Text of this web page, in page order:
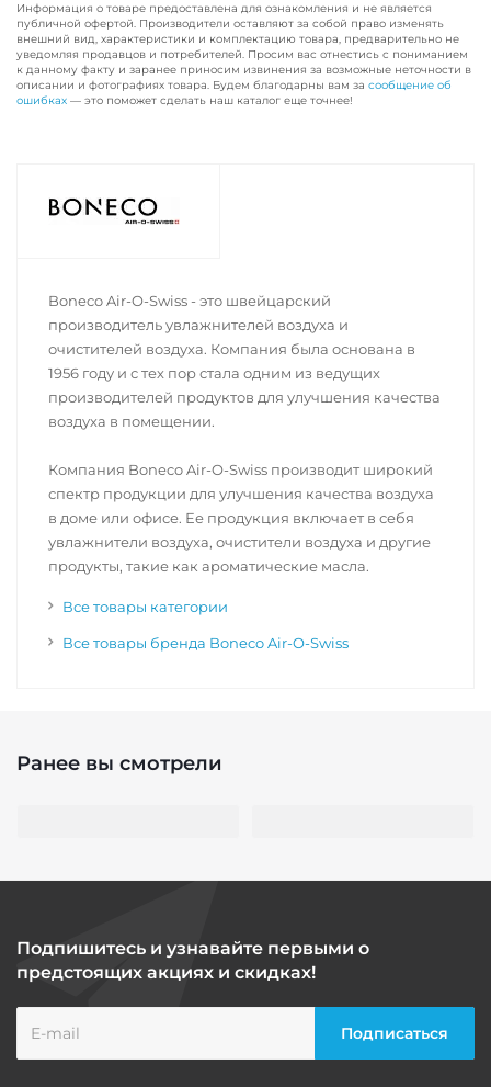
Информация о товаре предоставлена для ознакомления и не является
публичной офертой. Производители оставляют за собой право изменять
внешний вид, характеристики и комплектацию товара, предварительно не
уведомляя продавцов и потребителей. Просим вас отнестись с пониманием
к данному факту и заранее приносим извинения за возможные неточности в
описании и фотографиях товара. Будем благодарны вам за сообщение об
ошибках — это поможет сделать наш каталог еще точнее!
Boneco Air-O-Swiss - это швейцарский
производитель увлажнителей воздуха и
очистителей воздуха. Компания была основана в
1956 году и с тех пор стала одним из ведущих
производителей продуктов для улучшения качества
воздуха в помещении.
Компания Boneco Air-O-Swiss производит широкий
спектр продукции для улучшения качества воздуха
в доме или офисе. Ее продукция включает в себя
увлажнители воздуха, очистители воздуха и другие
продукты, такие как ароматические масла.
Все товары категории
Все товары бренда Boneco Air-O-Swiss
Ранее вы смотрели
Подпишитесь и узнавайте первыми о
предстоящих акциях и скидках!